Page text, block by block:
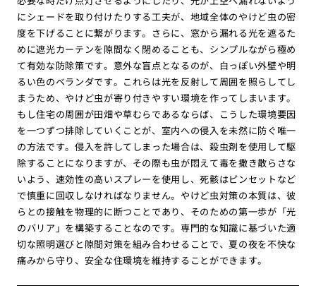
にシェードを取り付けたりする工夫が、地域全体のやけど虫の密
度を下げることに繋がります。さらに、窓から漏れる光を遮るた
めに遮光カーテンを隙間なく閉めることも、シンプルながら極め
て有効な防除策です。意外な盲点となるのが、白っぽい外壁や明
るい色のベランダです。これらは光を反射して周囲を照らしてし
まうため、やけど虫が寄り付きやすい環境を作ってしまいます。
もし住宅の周囲が田畑や草むらであるならば、こうした環境要因
を一つずつ排除していくことが、室内への侵入を未然に防ぐ唯一
の方法です。侵入を許してしまった場合は、殺虫剤を使用して駆
除することになりますが、その際も虫が悶えて毒を撒き散らさな
いよう、速効性の高いスプレーを使用し、死骸はピンセットなど
で慎重に回収しなければなりません。やけど虫対策の本質は、彼
らとの接触を物理的に断つことであり、そのための第一歩が「光
のバリア」を構築することなのです。専門的な知識に基づいた適
切な照明選びと隙間対策を組み合わせることで、夏の夜を不快な
痛みから守り、安全な住環境を維持することができます。